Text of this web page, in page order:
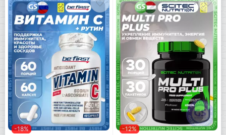
-18% -12%